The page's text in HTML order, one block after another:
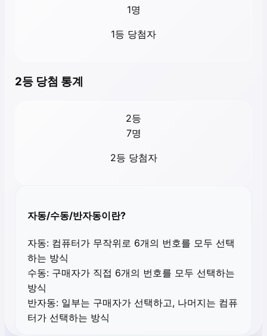
1명
1등 당첨자
2등 당첨 통계
2등
7명
2등 당첨자
자동/수동/반자동이란?
자동: 컴퓨터가 무작위로 6개의 번호를 모두 선택
하는 방식
수동: 구매자가 직접 6개의 번호를 모두 선택하는
방식
반자동: 일부는 구매자가 선택하고, 나머지는 컴퓨
터가 선택하는 방식